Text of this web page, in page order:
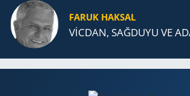
FARUK HAKSAL
VİCDAN, SAĞ­DU­YU VE